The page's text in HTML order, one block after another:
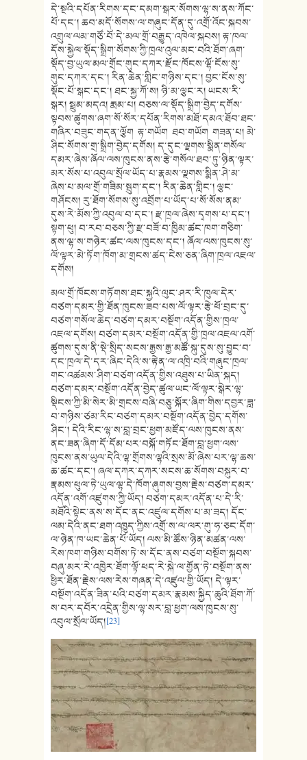
དེ་སྔའི་དཔོན་རིགས་དང་དམག་སྒར་སོགས་ལྷ་ས་ནས་ཀོང་
པོ་དང་། ཆབ་མདོ་སོགས་ལ་གཞུང་དོན་དུ་འགྲོ་འོང་སྐབས་
འགྲུལ་ལམ་གཙོ་བོ་དེ་མལ་གྲོ་བརྒྱུད་འཁེལ་སྐབས། རྟ་ཁལ་
དོས་སྐྱེལ་སྡོད་སྒྲིག་སོགས་ཀྱི་ཁྲལ་འུལ་མང་བའི་ཐོག་ཞག་
སྡོད་བྱ་ཡུལ་མལ་གྲོང་གུང་དཀར་རྫོང་ཁོངས་ལྷོ་ངོས་སུ་
གུང་དཀར་དང་། རིན་ཆེན་གླིང་གཉིས་དང་། བྱང་ངོས་སུ་
སྡོང་པོ་སྒང་དང་། ཐང་སྐྱ་ཀོ་ས། ཉི་མ་ལྕང་ར། ཡངས་རི་
སྒར། སྦྲུམ་མདའ། རྨམ་པ། བཅས་ལ་སྡོད་སྒྲིག་བྱེད་དགོས་
སྟབས་ཚུགས་ཞག་སོ་སོར་དཔོན་རིགས་མཐོ་དམའ་ཐོབ་ཐང་
གཞིར་བཟུང་གདན་ལྕོག རྟ་གཡོག ཐབ་གཡོག གཟན་པ། མེ་
ཤིང་སོགས་གྲ་སྒྲིག་བྱེད་དགོས། ད་དུང་ལྗགས་སྨིན་གསོལ་
དམར་ཞེས་ཞོལ་ལས་ཁུངས་ནས་རྩེ་གསོལ་ཐབ་ཏུ་ཉིན་ལྟར་
མར་སོས་པ་འབུལ་སྲོལ་ཡོད་པ་རྣམས་ལྗགས་སྨིན་ཤེ་མ་
ཞེས་པ་མལ་གྲོ་གཟིམ་སྦུག་དང་། རིན་ཆེན་གླིང་། ལྕང་
གཤོངས། རུ་ཐོག་སོགས་སུ་འབྲོག་པ་ཡོད་པ་སོ་སོས་ནམ་
དུས་རེ་མོས་ཀྱི་འབུལ་བ་དང་། རྫ་ཁྲལ་ཞེས་དྭགས་པ་དང་།
སྟག་ཕུ། བ་རབ་བཅས་ཀྱི་རྫ་བཟོ་བ་ཁྱིམ་ཚང་ཁག་གཅིག་
ནས་ལྷ་ས་གཉེར་ཚང་ལས་ཁུངས་དང་། ཞོལ་ལས་ཁུངས་སུ་
ལོ་ལྟར་མེ་ཏོག་ཁོག་མ་གྲངས་ཚད་ངེས་ཅན་ཞིག་ཁྲལ་འཇལ་
དགོས།
མལ་གྲོ་ཁོངས་གཏོགས་ཐང་སྐྱའི་ལུང་ཤར་རི་ཁུལ་དེར་
བཙག་དམར་གྱི་ཐོན་ཁུངས་ཟབ་པས་ལོ་ལྟར་རྩེ་ཕོ་བྲང་དུ་
བཙག་གསོལ་ཆེད་བཙག་དམར་བསྔོག་འདོན་གྱིས་ཁྲལ་
འཇལ་དགོས། བཙག་དམར་བསྔོག་འདོན་གྱི་ཁྲལ་འཇལ་འགོ་
ཚུགས་དུས་ནི་སྡེ་སྲིད་སངས་རྒྱས་རྒྱ་མཚོ་སྐུ་དུས་སུ་བྱུང་བ་
དང་ཁྲལ་དེ་དར་ཞིང་དེའི་ས་རྟེན་ལ་འཁྲི་བའི་གཞུང་ཁྲལ་
གང་འཚམས་ཤིག་བཙག་འདོན་གྱིས་འཐུས་པ་ཡིན་སྐད།
བཙག་དམར་བསྔོག་འདོན་བྱེད་ཚུལ་ཡང་ལོ་ལྟར་སྒེར་ལྷ་
སྡིངས་ཀྱི་མི་སེར་མི་གྲངས་བཞི་བཅུ་སྐོར་ཞིག་གིས་དབྱར་ཟླ་
བ་གཉིས་ཙམ་རིང་བཙག་དམར་བསྔོག་འདོན་བྱེད་དགོས་
ཤིང་། དེའི་རིང་ལྷ་ས་བླ་བྲང་ཕྱག་མཛོད་ལས་ཁུངས་ནས་
ནང་ཟན་ཞིག་དོ་དོམ་པར་བསྐོ་གཏོང་ཐོག་བླ་ཕྱག་ལས་
ཁུངས་ནས་ཡུལ་དེའི་ལྷ་གྲོགས་ལྷའི་སྲས་མོ་ཞེས་པར་ལྷ་ཆས་
ཆ་ཚང་དང་། ཞལ་དཀར་དཀར་སངས་ཆ་སོགས་བསྐུར་བ་
རྣམས་ཕུལ་ཏེ་ཡུལ་ལྷ་དེ་ཁོག་ཞུགས་བྱས་རྗེས་བཙག་དམར་
འདོན་འགོ་འཛུགས་ཀྱི་ཡོད། བཙག་དམར་འདོན་པ་དེ་རི་
མཐོའི་སྟེང་ནས་ས་དོང་ནང་འཛུལ་དགོས་པ་མ་ཟད། དོང་
ལམ་དེའི་ནང་ཐག་འཁྱུད་ཀྱིས་འགྲོ་ས་ལ་ལར་གུ་ཧ་ཅང་དོག་
ལ་ཉེན་ཁ་ཡང་ཆེན་པོ་ཡོད། ལས་མི་ཚོས་ཉིན་མཚན་ལས་
རེས་ཁག་གཉིས་བགོས་ཏེ་ས་དོང་ནས་བཙག་བསྔོག་སྐབས་
བཞུ་མར་རེ་འཁྱེར་ཐོག་ལྟོ་ཕད་རེ་སྐེ་ལ་གྱོན་ཏེ་བསྔོག་ནས་
ཕྱིར་ཐོན་རྗེས་ལས་རེས་གཞན་དེ་འཛུལ་གྱི་ཡོད། དེ་ལྟར་
བསྔོག་འདོན་ཟིན་པའི་བཙག་དམར་རྣམས་སྐྱིད་ཆུའི་ཐོག་ཀོ་
ས་བར་དབོར་འདྲེན་གྱིས་ལྷ་སར་བླ་ཕྱག་ལས་ཁུངས་སུ་
འབུལ་སྲོལ་ཡོད།[23]